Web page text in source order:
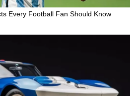
Every Football Fan Should Know